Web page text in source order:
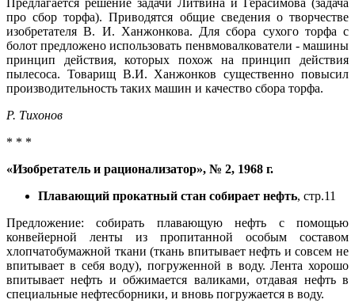
про сбор торфа). Приводятся общие сведения о творчестве
изобретателя В. И. Ханжонкова. Для сбора сухого торфа с
болот предложено использовать пенвмовалкователи - машины
принцип действия, которых похож на принцип действия
пылесоса. Товарищ В.И. Ханжонков существенно повысил
производительность таких машин и качество сбора торфа.
Р. Тихонов
* * *
«Изобретатель и рационализатор», № 2, 1968 г.
Плавающий прокатный стан собирает нефть, стр.11
Предложение: собирать плавающую нефть с помощью
конвейерной ленты из пропитанной особым составом
хлопчатобумажной ткани (ткань впитывает нефть и совсем не
впитывает в себя воду), погруженной в воду. Лента хорошо
впитывает нефть и обжимается валиками, отдавая нефть в
специальные нефтесборники, и вновь погружается в воду.